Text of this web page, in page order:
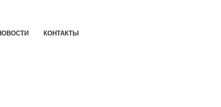
КОНТАКТЫ